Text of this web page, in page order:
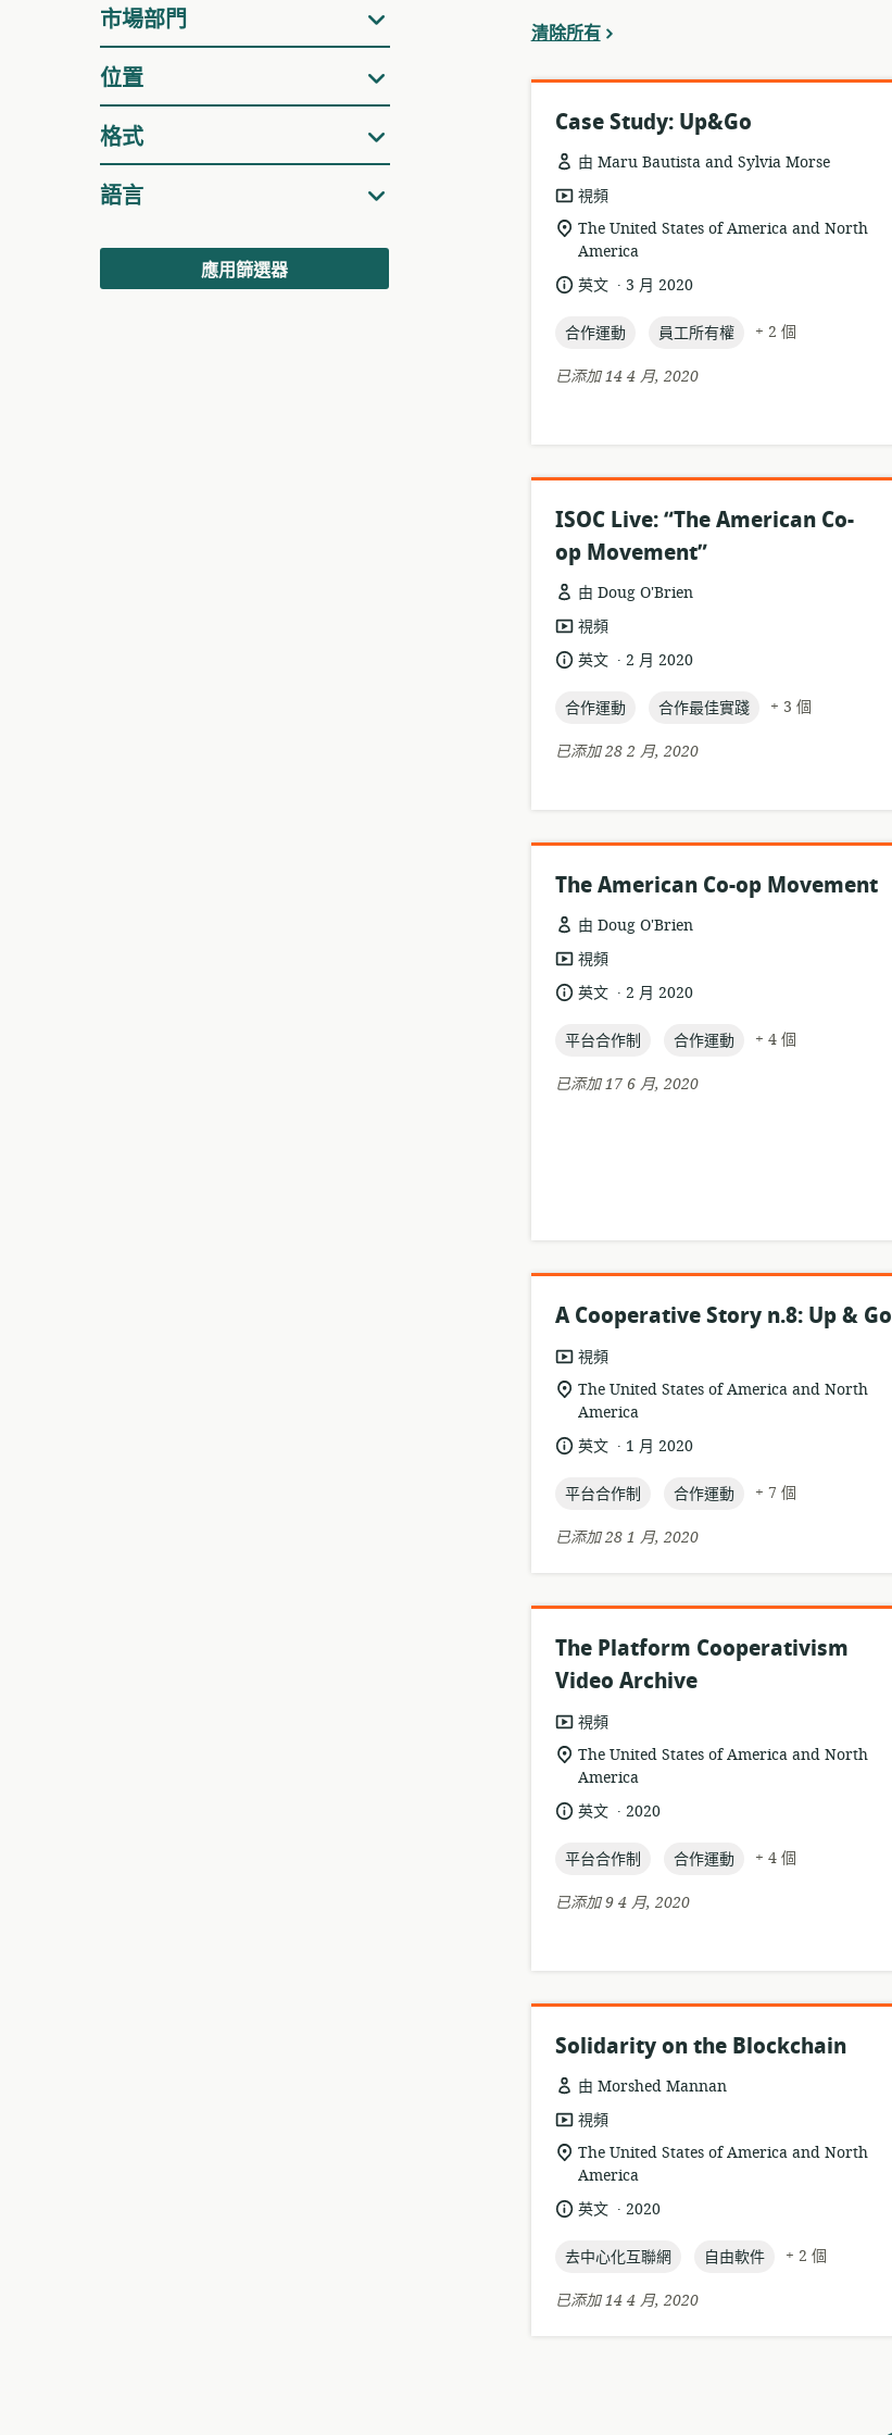
市場部門
位置
格式
語言
應用篩選器
濾
器
清除所有
Case Study: Up&Go
由 Maru Bautista and Sylvia Morse
資
源
格
視頻
相
關
位
The United States of America and North
America
語 英文 .
發
日
3 月 2020
topic:
合作運動 topic:
員工所有權
+ 2 個
已添加 14 4 月, 2020
ISOC Live: “The American Co-
op Movement”
由 Doug O'Brien
資
源
格
式:
視頻
語 英文 .
發
日
2 月 2020
topic:
合作運動 topic:
合作最佳實踐
+ 3 個
已添加 28 2 月, 2020
The American Co-op Movement
由 Doug O'Brien
資
源
格
式:
視頻
語 英文 .
發
日
2 月 2020
topic:
平台合作制 topic:
合作運動
+ 4 個
已添加 17 6 月, 2020
A Cooperative Story n.8: Up & Go
資
源
格
視頻
相
關
位
The United States of America and North
America
語 英文 .
發
日
1 月 2020
topic:
平台合作制 topic:
合作運動
+ 7 個
已添加 28 1 月, 2020
The Platform Cooperativism
Video Archive
資
源
格
視頻
相
關
位
The United States of America and North
America
語 英文 .
發
日
2020
topic:
平台合作制 topic:
合作運動
+ 4 個
已添加 9 4 月, 2020
Solidarity on the Blockchain
由 Morshed Mannan
資
源
格
視頻
相
關
位
The United States of America and North
America
語 英文 .
發
日
2020
topic:
去中心化互聯網 topic:
自由軟件
+ 2 個
已添加 14 4 月, 2020